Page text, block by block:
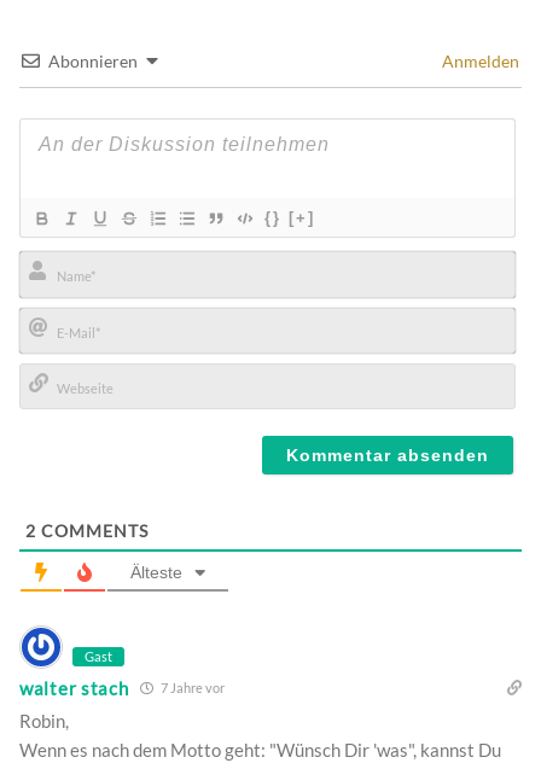
Abonnieren Anmelden
{} [+]
Name*
E-
Mail*
2 COMMENTS
Älteste
Gast
walter stach 7 Jahre vor
Robin,
Wenn es nach dem Motto geht: "Wünsch Dir 'was", kannst Du